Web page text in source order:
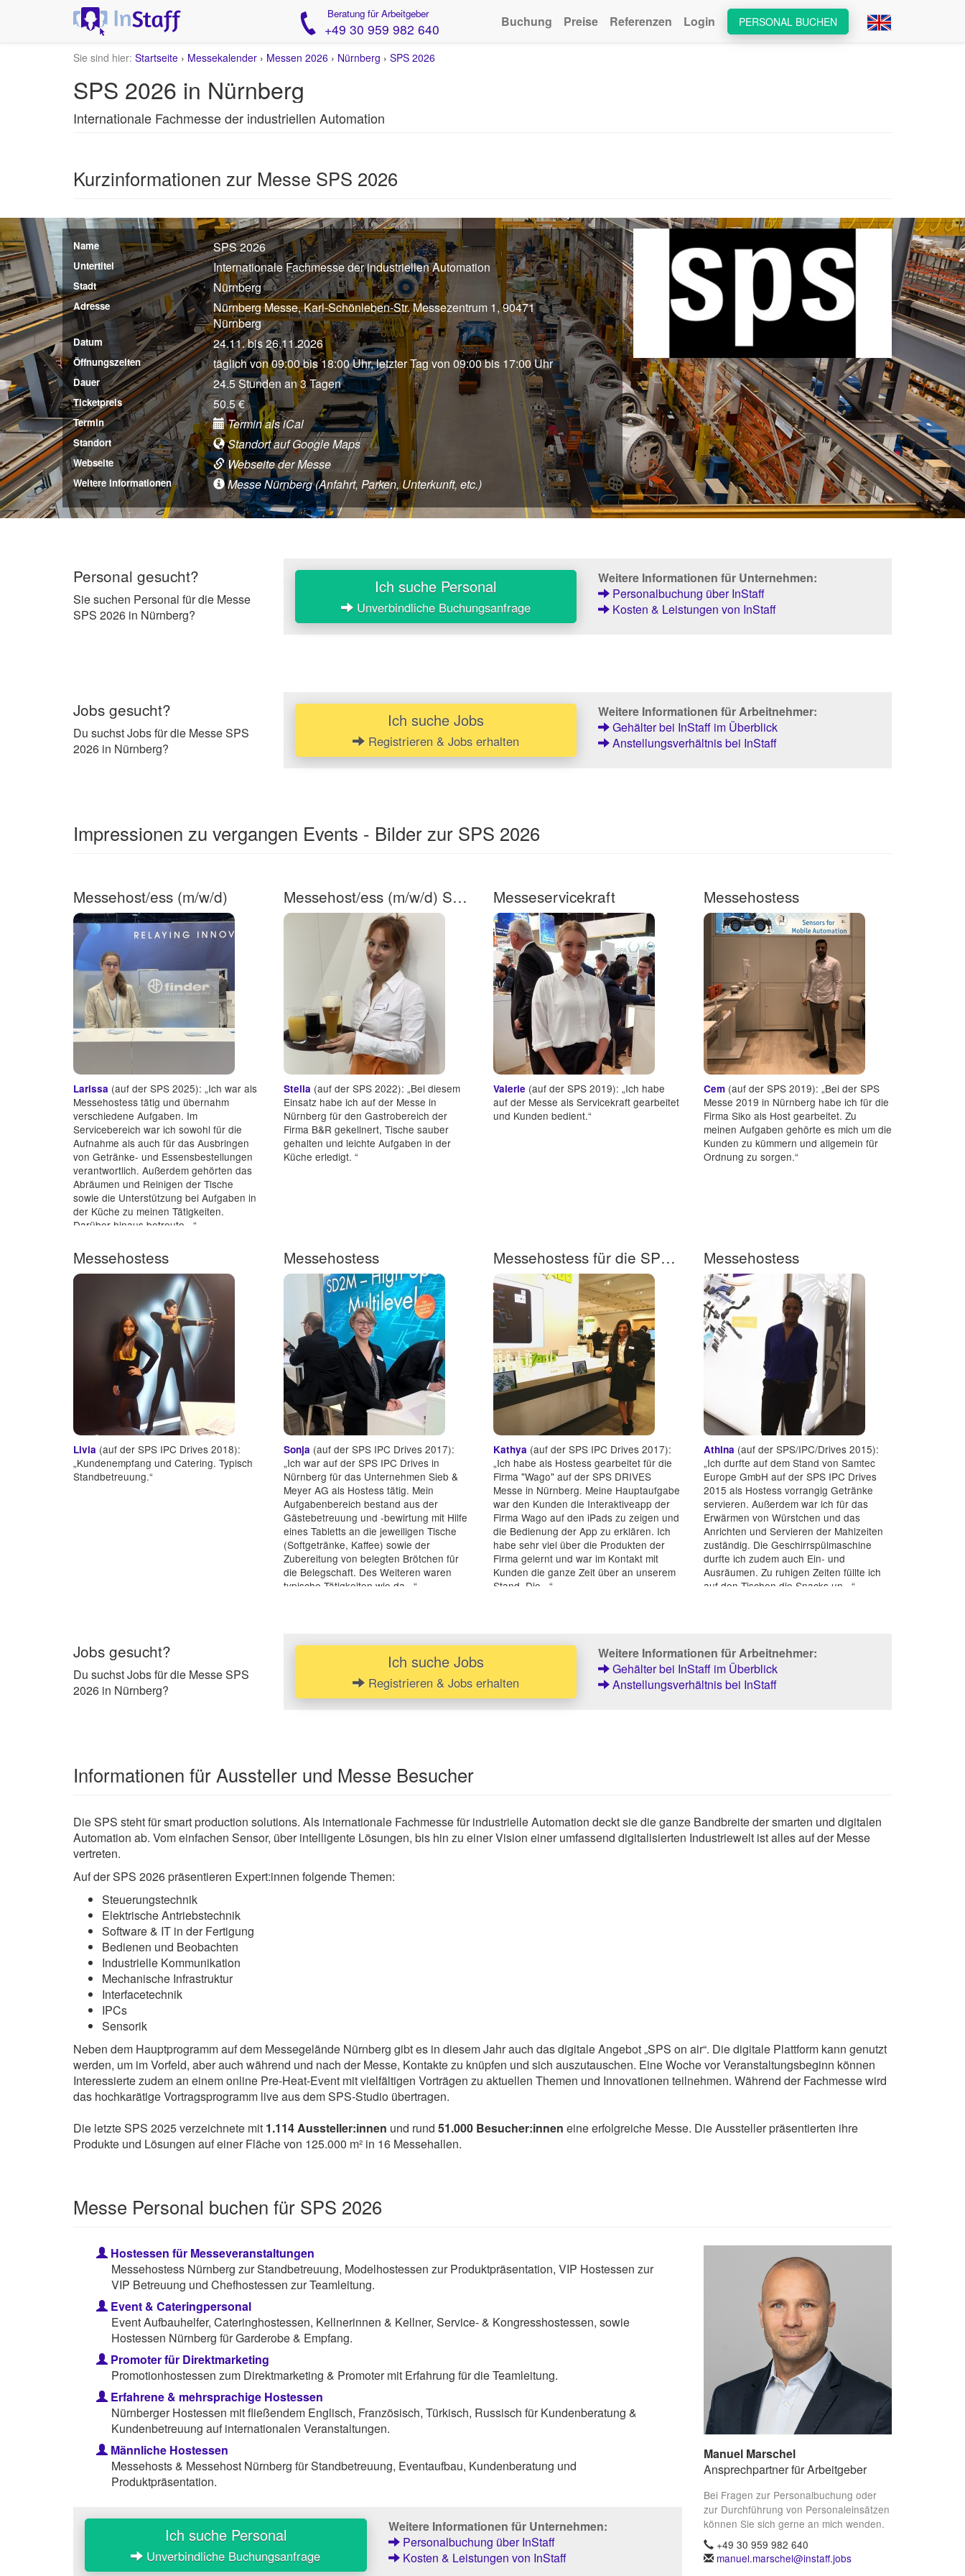
Beratung für Arbeitgeber
+49 30 959 982 640 PERSONAL BUCHEN
Buchung Preise Referenzen Login
Sie sind hier: Startseite › Messekalender › Messen 2026 › Nürnberg › SPS 2026
SPS 2026 in Nürnberg
Internationale Fachmesse der industriellen Automation
Kurzinformationen zur Messe SPS 2026
Name SPS 2026
Untertitel Internationale Fachmesse der industriellen Automation
Stadt Nürnberg
Adresse
Nürnberg Messe, Karl-Schönleben-Str. Messezentrum 1, 90471
Nürnberg
Datum 24.11. bis 26.11.2026
Öffnungszeiten täglich von 09:00 bis 18:00 Uhr, letzter Tag von 09:00 bis 17:00 Uhr
Dauer 24.5 Stunden an 3 Tagen
Ticketpreis 50.5 €
Termin Termin als iCal
Standort Standort auf Google Maps
Webseite Webseite der Messe
Weitere Informationen Messe Nürnberg (Anfahrt, Parken, Unterkunft, etc.)
Personal gesucht?
Sie suchen Personal für die Messe
SPS 2026 in Nürnberg?
Ich suche Personal
Unverbindliche Buchungsanfrage
Weitere Informationen für Unternehmen:
Personalbuchung über InStaff
Kosten & Leistungen von InStaff
Jobs gesucht?
Du suchst Jobs für die Messe SPS
2026 in Nürnberg?
Ich suche Jobs
Registrieren & Jobs erhalten
Weitere Informationen für Arbeitnehmer:
Gehälter bei InStaff im Überblick
Anstellungsverhältnis bei InStaff
Impressionen zu vergangen Events - Bilder zur SPS 2026
Messehost/ess (m/w/d)
Larissa (auf der SPS 2025): „Ich war als
Messehostess tätig und übernahm
verschiedene Aufgaben. Im
Servicebereich war ich sowohl für die
Aufnahme als auch für das Ausbringen
von Getränke- und Essensbestellungen
verantwortlich. Außerdem gehörten das
Abräumen und Reinigen der Tische
sowie die Unterstützung bei Aufgaben in
der Küche zu meinen Tätigkeiten.
Darüber hinaus betreute...“
Messehost/ess (m/w/d) SPS Messe Nürnberg 2022
Stella (auf der SPS 2022): „Bei diesem
Einsatz habe ich auf der Messe in
Nürnberg für den Gastrobereich der
Firma B&R gekellnert, Tische sauber
gehalten und leichte Aufgaben in der
Küche erledigt. “
Messeservicekraft
Valerie (auf der SPS 2019): „Ich habe
auf der Messe als Servicekraft gearbeitet
und Kunden bedient.“
Messehostess
Cem(auf der SPS 2019): „Bei der SPS
Messe 2019 in Nürnberg habe ich für die
Firma Siko als Host gearbeitet. Zu
meinen Aufgaben gehörte es mich um die
Kunden zu kümmern und allgemein für
Ordnung zu sorgen.“
Messehostess
Livia (auf der SPS IPC Drives 2018):
„Kundenempfang und Catering. Typisch
Standbetreuung.“
Messehostess
Sonja (auf der SPS IPC Drives 2017):
„Ich war auf der SPS IPC Drives in
Nürnberg für das Unternehmen Sieb &
Meyer AG als Hostess tätig. Mein
Aufgabenbereich bestand aus der
Gästebetreuung und -bewirtung mit Hilfe
eines Tabletts an die jeweiligen Tische
(Softgetränke, Kaffee) sowie der
Zubereitung von belegten Brötchen für
die Belegschaft. Des Weiteren waren
typische Tätigkeiten wie da...“
Messehostess für die SPS Nürnberg vom 27. - 30.11.17 gesucht
Kathya (auf der SPS IPC Drives 2017):
„Ich habe als Hostess gearbeitet für die
Firma "Wago" auf der SPS DRIVES
Messe in Nürnberg. Meine Hauptaufgabe
war den Kunden die Interaktiveapp der
Firma Wago auf den iPads zu zeigen und
die Bedienung der App zu erklären. Ich
habe sehr viel über die Produkten der
Firma gelernt und war im Kontakt mit
Kunden die ganze Zeit über an unserem
Stand. Die...“
Messehostess
Athina (auf der SPS/IPC/Drives 2015):
„Ich durfte auf dem Stand von Samtec
Europe GmbH auf der SPS IPC Drives
2015 als Hostess vorrangig Getränke
servieren. Außerdem war ich für das
Erwärmen von Würstchen und das
Anrichten und Servieren der Mahlzeiten
zuständig. Die Geschirrspülmaschine
durfte ich zudem auch Ein- und
Ausräumen. Zu ruhigen Zeiten füllte ich
auf den Tischen die Snacks un...“
Jobs gesucht?
Du suchst Jobs für die Messe SPS
2026 in Nürnberg?
Ich suche Jobs
Registrieren & Jobs erhalten
Weitere Informationen für Arbeitnehmer:
Gehälter bei InStaff im Überblick
Anstellungsverhältnis bei InStaff
Informationen für Aussteller und Messe Besucher
Die SPS steht für smart production solutions. Als internationale Fachmesse für industrielle Automation deckt sie die ganze Bandbreite der smarten und digitalen
Automation ab. Vom einfachen Sensor, über intelligente Lösungen, bis hin zu einer Vision einer umfassend digitalisierten Industriewelt ist alles auf der Messe
vertreten.
Auf der SPS 2026 präsentieren Expert:innen folgende Themen:
Steuerungstechnik
Elektrische Antriebstechnik
Software & IT in der Fertigung
Bedienen und Beobachten
Industrielle Kommunikation
Mechanische Infrastruktur
Interfacetechnik
IPCs
Sensorik
Neben dem Hauptprogramm auf dem Messegelände Nürnberg gibt es in diesem Jahr auch das digitale Angebot „SPS on air“. Die digitale Plattform kann genutzt
werden, um im Vorfeld, aber auch während und nach der Messe, Kontakte zu knüpfen und sich auszutauschen. Eine Woche vor Veranstaltungsbeginn können
Interessierte zudem an einem online Pre-Heat-Event mit vielfältigen Vorträgen zu aktuellen Themen und Innovationen teilnehmen. Während der Fachmesse wird
das hochkarätige Vortragsprogramm live aus dem SPS-Studio übertragen.
Die letzte SPS 2025 verzeichnete mit 1.114 Aussteller:innen und rund 51.000 Besucher:innen eine erfolgreiche Messe. Die Aussteller präsentierten ihre
Produkte und Lösungen auf einer Fläche von 125.000 m² in 16 Messehallen.
Messe Personal buchen für SPS 2026
Hostessen für Messeveranstaltungen
Messehostess Nürnberg zur Standbetreuung, Modelhostessen zur Produktpräsentation, VIP Hostessen zur
VIP Betreuung und Chefhostessen zur Teamleitung.
Event & Cateringpersonal
Event Aufbauhelfer, Cateringhostessen, Kellnerinnen & Kellner, Service- & Kongresshostessen, sowie
Hostessen Nürnberg für Garderobe & Empfang.
Promoter für Direktmarketing
Promotionhostessen zum Direktmarketing & Promoter mit Erfahrung für die Teamleitung.
Erfahrene & mehrsprachige Hostessen
Nürnberger Hostessen mit fließendem Englisch, Französisch, Türkisch, Russisch für Kundenberatung &
Kundenbetreuung auf internationalen Veranstaltungen.
Männliche Hostessen
Messehosts & Messehost Nürnberg für Standbetreuung, Eventaufbau, Kundenberatung und
Produktpräsentation.
Ich suche Personal
Unverbindliche Buchungsanfrage
Weitere Informationen für Unternehmen:
Personalbuchung über InStaff
Kosten & Leistungen von InStaff
Manuel Marschel
Ansprechpartner für Arbeitgeber
Bei Fragen zur Personalbuchung oder
zur Durchführung von Personaleinsätzen
können Sie sich gerne an mich wenden.
+49 30 959 982 640
manuel.marschel@instaff.jobs